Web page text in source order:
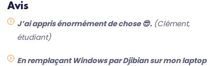
Avis
J’ai appris énormément de chose 😎. (Clément,
étudiant)
En remplaçant Windows par Djibian sur mon laptop